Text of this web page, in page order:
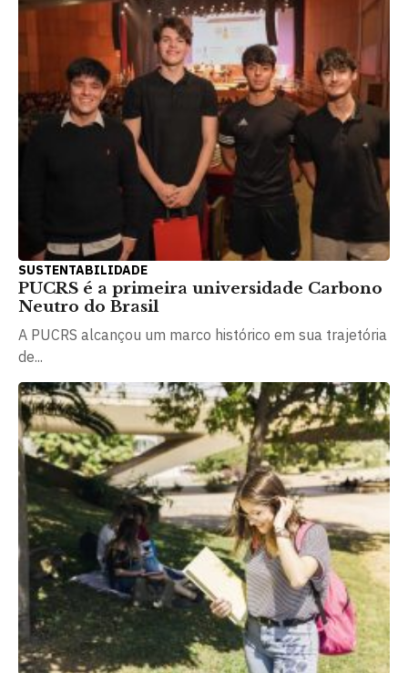
SUSTENTABILIDADE
PUCRS é a primeira universidade Carbono
Neutro do Brasil
A PUCRS alcançou um marco histórico em sua trajetória
de...